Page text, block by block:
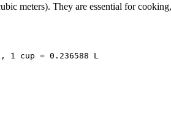
meters). They are essential for
cup = 0.236588 L